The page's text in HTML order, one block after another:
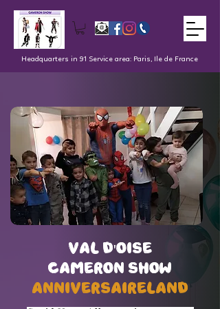
Headquarters in 91 Service area: Paris, Ile de France
val d'oise
Cameron Show
AnniversaireLand
val d'oise
Cameron Show
AnniversaireLand